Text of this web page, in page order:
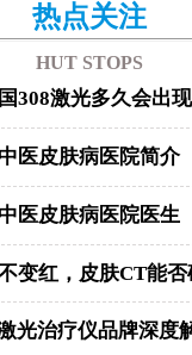
热点关注
HUT STOPS
医皮肤病医院简介
医皮肤病医院医生